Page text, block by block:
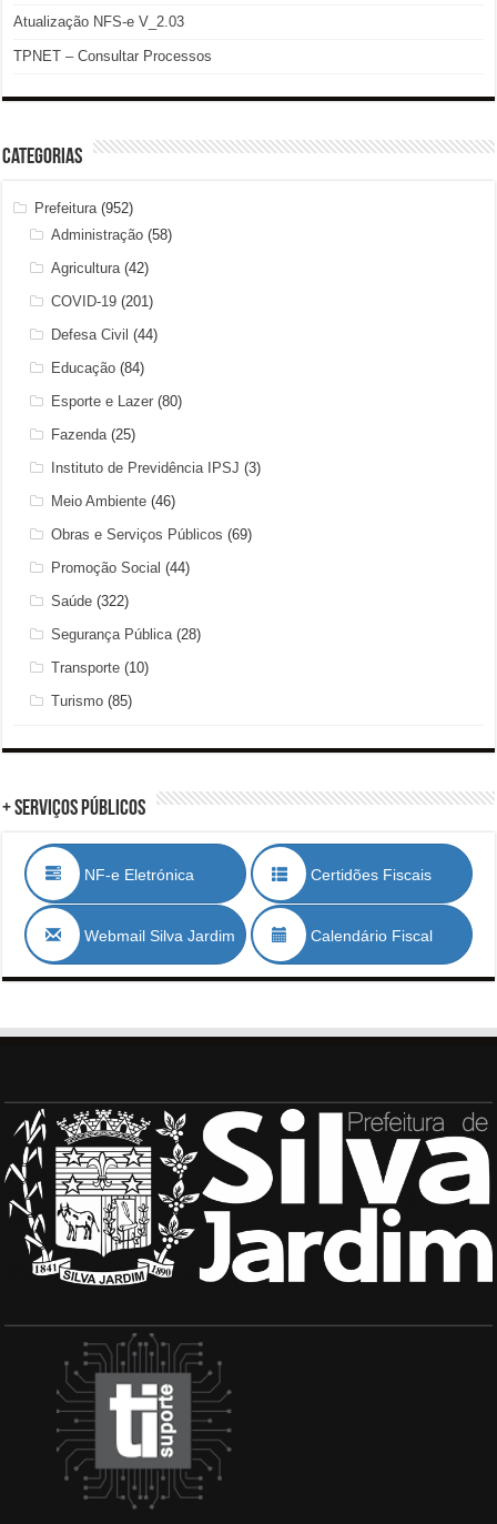
Atualização NFS-e V_2.03
TPNET – Consultar Processos
Categorias
Prefeitura(952)
Administração (58)
Agricultura(42)
COVID-19 (201)
Defesa Civil (44)
Educação (84)
Esporte e Lazer (80)
Fazenda(25)
Instituto de Previdência IPSJ (3)
Meio Ambiente (46)
Obras e Serviços Públicos (69)
Promoção Social (44)
Saúde (322)
Segurança Pública(28)
Transporte (10)
Turismo (85)
+ Serviços Públicos
NF-e Eletrónica Certidões Fiscais
Webmail Silva Jardim Calendário Fiscal